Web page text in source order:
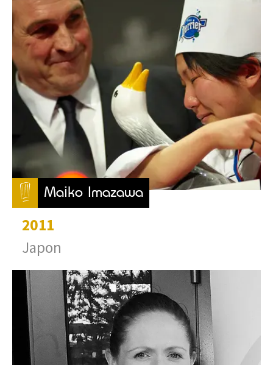
Maiko Imazawa
2011
Japon